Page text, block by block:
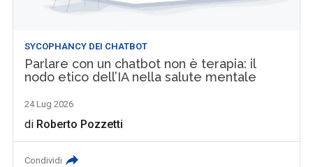
SYCOPHANCY DEI CHATBOT
Parlare con un chatbot non è terapia: il
nodo etico dell’IA nella salute mentale
24 Lug 2026
di Roberto Pozzetti
Condividi